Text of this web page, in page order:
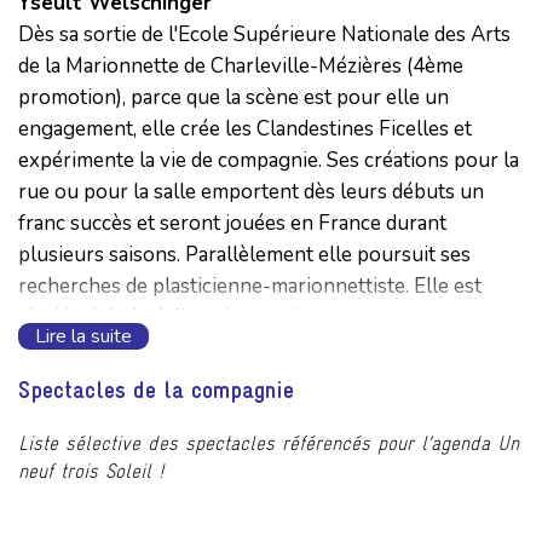
Dès sa sortie de l'Ecole Supérieure Nationale des Arts
de la Marionnette de Charleville-Mézières (4ème
promotion), parce que la scène est pour elle un
engagement, elle crée les Clandestines Ficelles et
expérimente la vie de compagnie. Ses créations pour la
rue ou pour la salle emportent dès leurs débuts un
franc succès et seront jouées en France durant
plusieurs saisons. Parallèlement elle poursuit ses
recherches de plasticienne-marionnettiste. Elle est
ainsi invitée à réaliser des marionnettes et
scénographies pour plusieurs compagnies. En 2002,
elle intègre l’équipe du Théâtre de la Jacquerie dirigé
par Alain Mollot comme interprète et conceptrice de
marionnettes pour deux créations, puis celle de la
Balestra où elle débute sa collaboration avec Eric
Lire la suite
Spectacles de la compagnie
Liste sélective des spectacles référencés pour l’agenda Un
neuf trois Soleil !